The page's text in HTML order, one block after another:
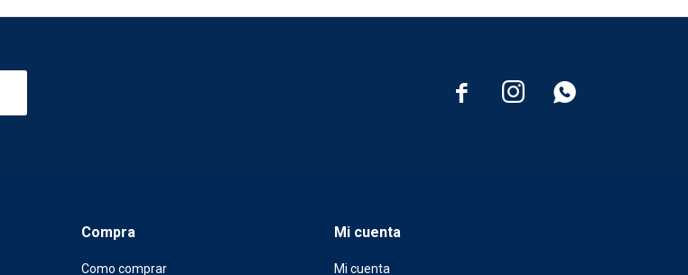
  
Compra
Como comprar
Mi cuenta
Mi cuenta